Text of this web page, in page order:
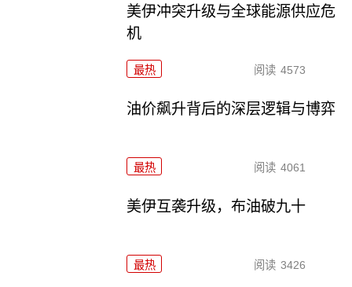
美伊冲突升级与全球能源供应危
机
最热 阅读 4573
油价飙升背后的深层逻辑与博弈
最热 阅读 4061
美伊互袭升级，布油破九十
最热 阅读 3426